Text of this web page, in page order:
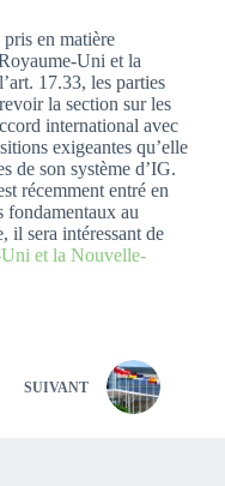
pris en matière
Uni et la
17.33, les parties
la section sur les
international avec
exigeantes qu’elle
de son système d’IG.
récemment entré en
fondamentaux au
il sera intéressant de
et la Nouvelle-
SUIVANT